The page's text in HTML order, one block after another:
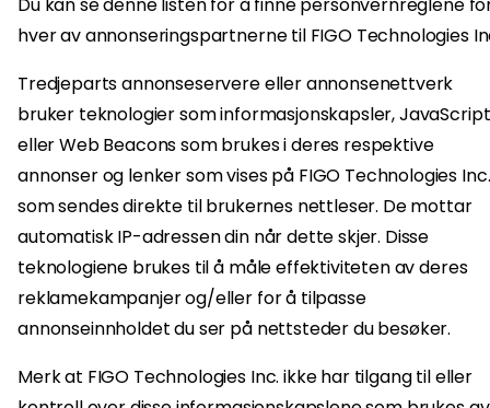
Du kan se denne listen for å finne personvernreglene
hver av annonseringspartnerne til FIGO Technologies
Tredjeparts annonseservere eller annonsenettverk
bruker teknologier som informasjonskapsler, JavaScript
eller Web Beacons som brukes i deres respektive
annonser og lenker som vises på FIGO Technologies
som sendes direkte til brukernes nettleser. De mottar
automatisk IP-adressen din når dette skjer. Disse
teknologiene brukes til å måle effektiviteten av deres
reklamekampanjer og/eller for å tilpasse
annonseinnholdet du ser på nettsteder du besøker.
Merk at FIGO Technologies Inc. ikke har tilgang til eller